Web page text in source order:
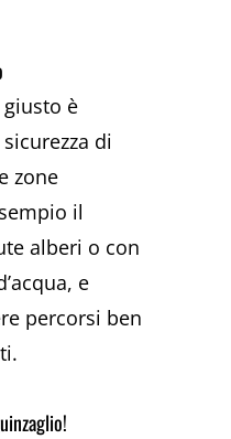
è
di
zone
il
alberi o con
e
percorsi ben